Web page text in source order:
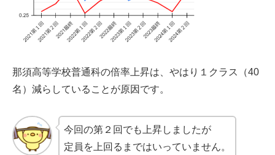
那須高等学校普通科の倍率上昇は、やはり１クラス（40
名）減らしていることが原因です。
今回の第２回でも上昇しましたが
定員を上回るまではいっていません。